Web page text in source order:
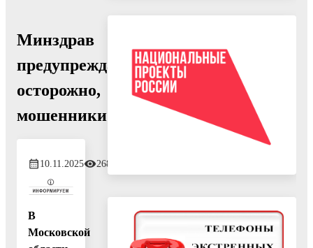
Минздрав
предупреждает:
осторожно,
мошенники!
10.11.2025 268
В
Московской